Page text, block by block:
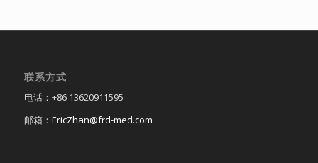
联系方式
电话：+86 13620911595
邮箱： EricZhan@frd-med.com